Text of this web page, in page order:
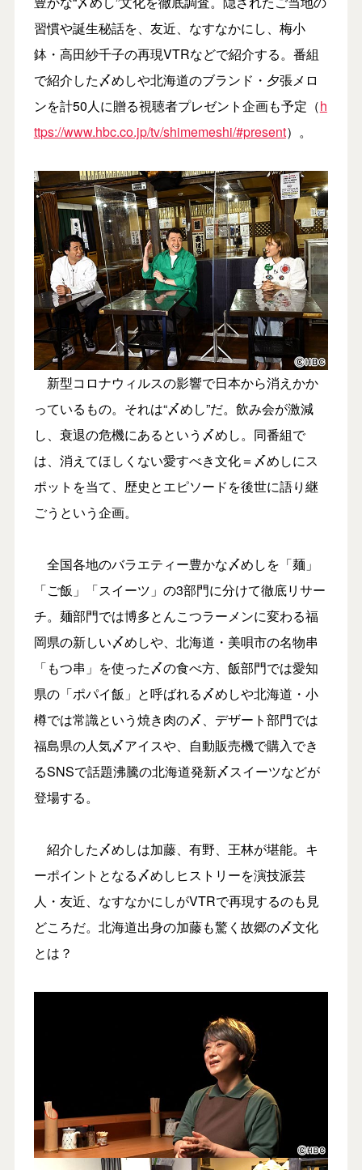
習慣や誕生秘話を、友近、なすなかにし、梅小
鉢・高田紗千子の再現VTRなどで紹介する。番組
で紹介した〆めしや北海道のブランド・夕張メロ
ンを計50人に贈る視聴者プレゼント企画も予定（h
ttps://www.hbc.co.jp/tv/shimemeshi/#present）。
新型コロナウィルスの影響で日本から消えかか
っているもの。それは“〆めし”だ。飲み会が激減
し、衰退の危機にあるという〆めし。同番組で
は、消えてほしくない愛すべき文化＝〆めしにス
ポットを当て、歴史とエピソードを後世に語り継
ごうという企画。
全国各地のバラエティー豊かな〆めしを「麺」
「ご飯」「スイーツ」の3部門に分けて徹底リサー
チ。麺部門では博多とんこつラーメンに変わる福
岡県の新しい〆めしや、北海道・美唄市の名物串
「もつ串」を使った〆の食べ方、飯部門では愛知
県の「ポパイ飯」と呼ばれる〆めしや北海道・小
樽では常識という焼き肉の〆、デザート部門では
福島県の人気〆アイスや、自動販売機で購入でき
るSNSで話題沸騰の北海道発新〆スイーツなどが
登場する。
紹介した〆めしは加藤、有野、王林が堪能。キ
ーポイントとなる〆めしヒストリーを演技派芸
人・友近、なすなかにしがVTRで再現するのも見
どころだ。北海道出身の加藤も驚く故郷の〆文化
とは？